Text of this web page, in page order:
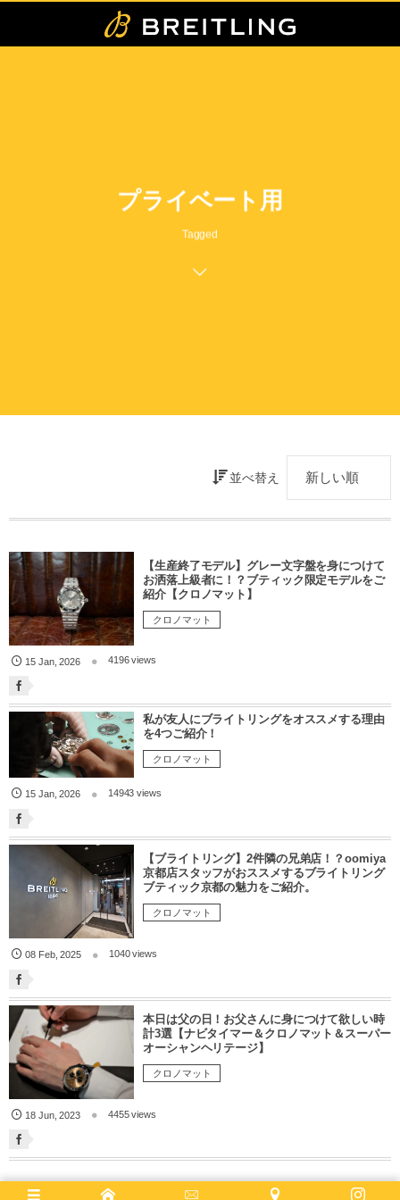
プライベート用
Tagged
並べ替え
【生産終了モデル】グレー文字盤を身につけて
お洒落上級者に！？ブティック限定モデルをご
紹介【クロノマット】
クロノマット
15 Jan,2026 4196 views
私が友人にブライトリングをオススメする理由
を4つご紹介！
クロノマット
15 Jan,2026 14943 views
【ブライトリング】2件隣の兄弟店！？oomiya
京都店スタッフがおススメするブライトリング
ブティック京都の魅力をご紹介。
クロノマット
08 Feb,2025 1040 views
本日は父の日！お父さんに身につけて欲しい時
計3選【ナビタイマー＆クロノマット＆スーパー
オーシャンヘリテージ】
クロノマット
18 Jun,2023 4455 views